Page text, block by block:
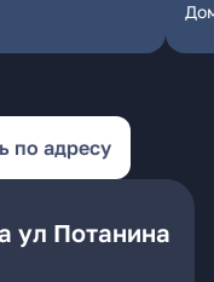
по адресу
ул Потанина